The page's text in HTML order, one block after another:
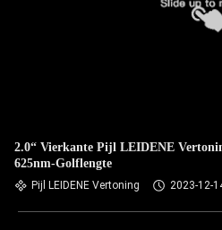
2.0“ Vierkante Pijl LEIDENE
625nm-Golflengte
Pijl LEIDENE Vertoning 2023-12-